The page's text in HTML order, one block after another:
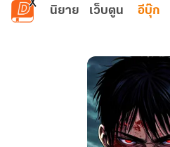
ข้ามไปยังเนื้อหาหลัก
นิยาย เว็บตูน อีบุ๊ก